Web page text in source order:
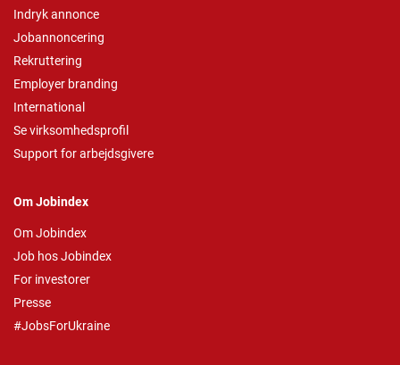
Indryk annonce
Jobannoncering
Rekruttering
Employer branding
International
Se virksomhedsprofil
Support for arbejdsgivere
Om Jobindex
Om Jobindex
Job hos Jobindex
For investorer
Presse
#JobsForUkraine